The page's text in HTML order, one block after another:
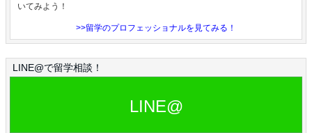
いてみよう！
>>留学のプロフェッショナルを見てみる！
LINE@で留学相談！
LINE@